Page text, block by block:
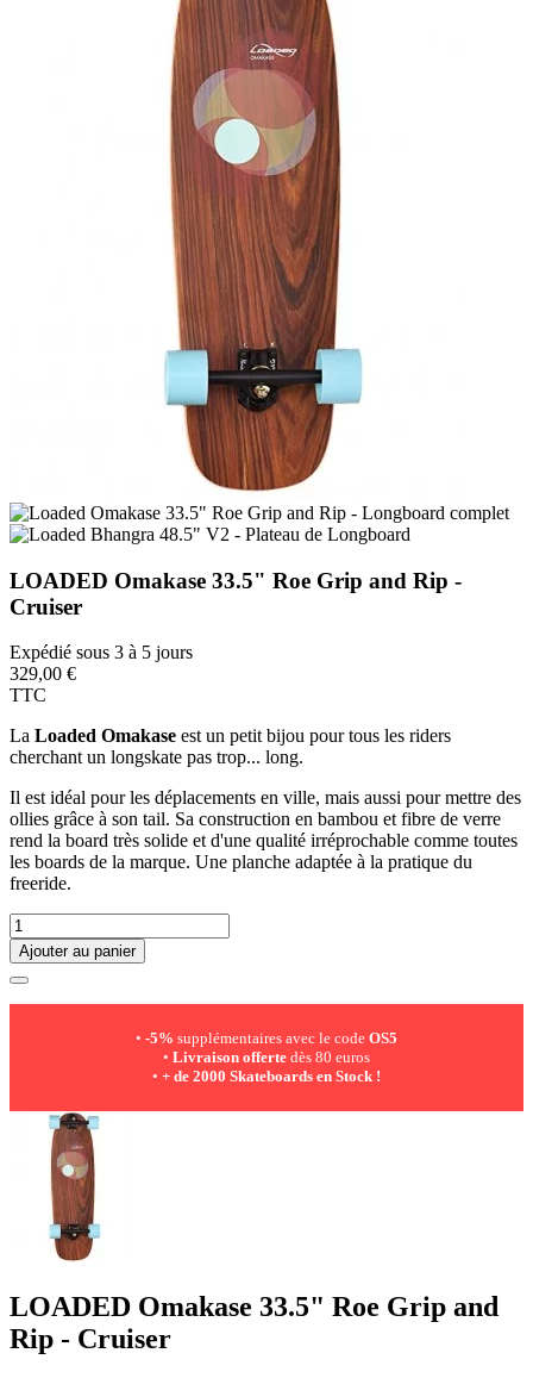
LOADED Omakase 33.5" Roe Grip and Rip -
Cruiser
Expédié sous 3 à 5 jours
329,00 €
TTC
La Loaded Omakase est un petit bijou pour tous les riders
cherchant un longskate pas trop... long.
Il est idéal pour les déplacements en ville, mais aussi pour mettre des
ollies grâce à son tail. Sa construction en bambou et fibre de verre
rend la board très solide et d'une qualité irréprochable comme toutes
les boards de la marque. Une planche adaptée à la pratique du
freeride.
Ajouter au panier
• -5% supplémentaires avec le code OS5
• Livraison offerte dès 80 euros
• + de 2000 Skateboards en Stock !
LOADED Omakase 33.5" Roe Grip and
Rip - Cruiser